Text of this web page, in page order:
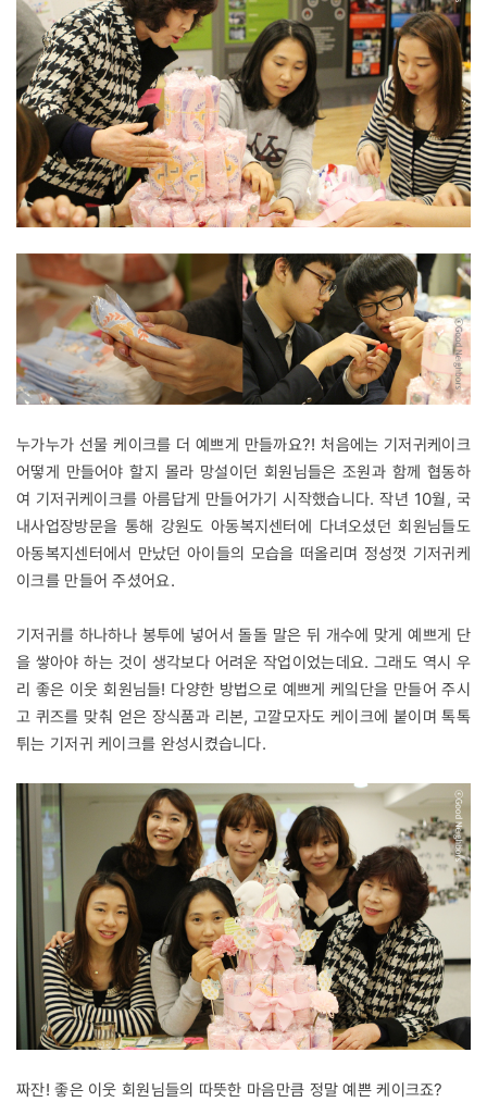
누가누가 선물 케이크를 더 예쁘게 만들까요?! 처음에는 기저귀케이크
어떻게 만들어야 할지 몰라 망설이던 회원님들은 조원과 함께 협동하
여 기저귀케이크를 아름답게 만들어가기 시작했습니다. 작년 10월, 국
내사업장방문을 통해 강원도 아동복지센터에 다녀오셨던 회원님들도
아동복지센터에서 만났던 아이들의 모습을 떠올리며 정성껏 기저귀케
이크를 만들어 주셨어요.
기저귀를 하나하나 봉투에 넣어서 돌돌 말은 뒤 개수에 맞게 예쁘게 단
을 쌓아야 하는 것이 생각보다 어려운 작업이었는데요. 그래도 역시 우
리 좋은 이웃 회원님들! 다양한 방법으로 예쁘게 케잌단을 만들어 주시
고 퀴즈를 맞춰 얻은 장식품과 리본, 고깔모자도 케이크에 붙이며 톡톡
튀는 기저귀 케이크를 완성시켰습니다.
짜잔! 좋은 이웃 회원님들의 따뜻한 마음만큼 정말 예쁜 케이크죠?